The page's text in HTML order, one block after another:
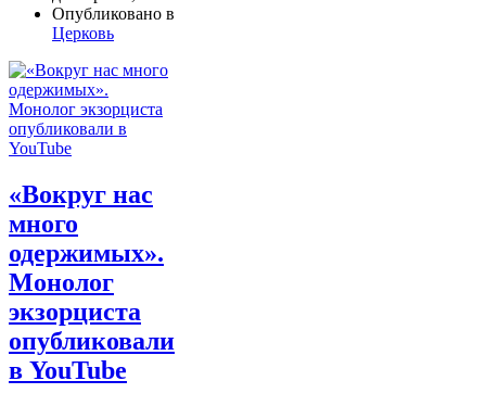
Опубликовано в
Церковь
«Вокруг нас
много
одержимых».
Монолог
экзорциста
опубликовали
в YouTube